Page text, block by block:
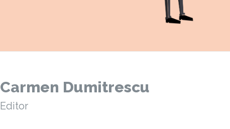
Carmen Dumitrescu
Editor